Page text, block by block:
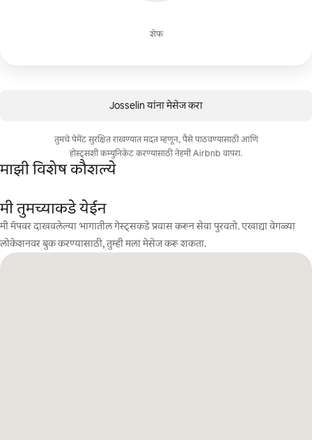
शेफ
Josselin यांना मेसेज करा
तुमचे पेमेंट सुरक्षित राखण्यात मदत म्हणून, पैसे पाठवण्यासाठी आणि
होस्ट्सशी कम्युनिकेट करण्यासाठी नेहमी Airbnb वापरा.
माझी विशेष कौशल्ये
मी तुमच्याकडे येईन
मी मॅपवर दाखवलेल्या भागातील गेस्ट्सकडे प्रवास करून सेवा पुरवतो. एखाद्या वेगळ्या
लोकेशनवर बुक करण्यासाठी, तुम्ही मला मेसेज करू शकता.